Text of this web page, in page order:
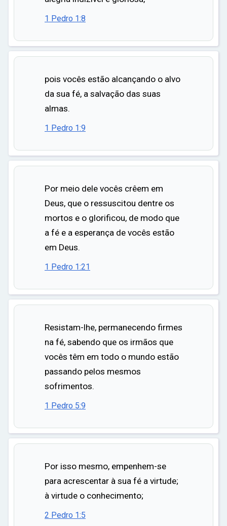
1 Pedro 1:8
pois vocês estão alcançando o alvo
da sua fé, a salvação das suas
almas.
1 Pedro 1:9
Por meio dele vocês crêem em
Deus, que o ressuscitou dentre os
mortos e o glorificou, de modo que
a fé e a esperança de vocês estão
em Deus.
1 Pedro 1:21
Resistam-lhe, permanecendo firmes
na fé, sabendo que os irmãos que
vocês têm em todo o mundo estão
passando pelos mesmos
sofrimentos.
1 Pedro 5:9
Por isso mesmo, empenhem-se
para acrescentar à sua fé a virtude;
à virtude o conhecimento;
2 Pedro 1:5